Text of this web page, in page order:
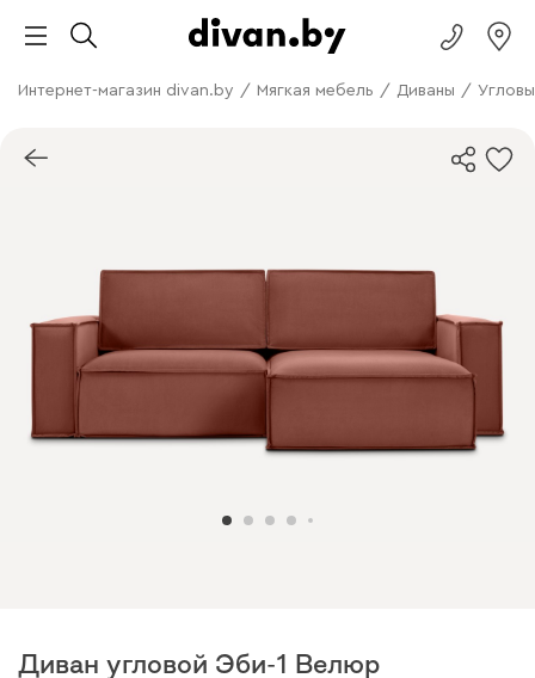
Интернет-магазин divan.by / Мягкая мебель / Диваны /
Диван угловой Эби-1 Велюр